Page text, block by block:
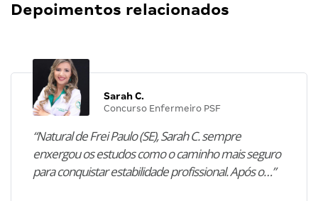
Depoimentos relacionados
Sarah C.
Concurso Enfermeiro PSF
“Natural de Frei Paulo (SE), Sarah C. sempre
enxergou os estudos como o caminho mais seguro
para conquistar estabilidade profissional. Após o…”